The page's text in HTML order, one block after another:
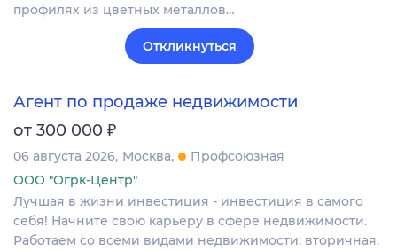
профилях из цветных металлов…
Откликнуться
Агент по продаже недвижимости
от 300 000 ₽
06 августа 2026 Москва
Профсоюзная
ООО "Огрк-Центр"
Лучшая в жизни инвестиция - инвестиция в самого
себя! Начните свою карьеру в сфере недвижимости.
Работаем со всеми видами недвижимости: вторичная,